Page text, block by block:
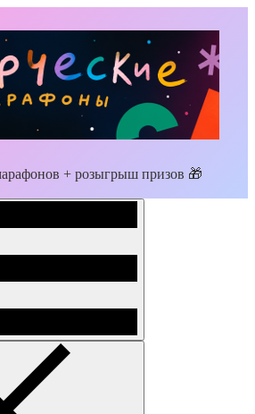
+ розыгрыш призов 🎁